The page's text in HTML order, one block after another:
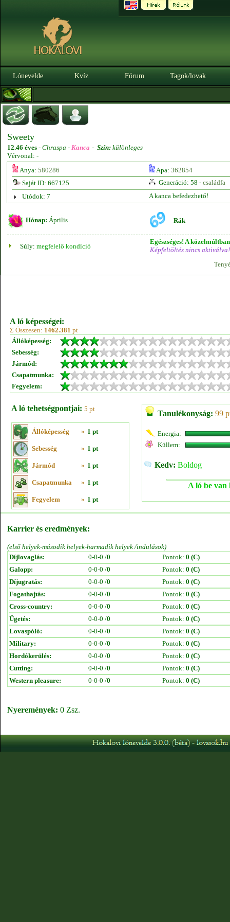
Lónevelde Kvíz Fórum Tagok/lovak
Sweety
12.46 éves - Chraspa - Kanca - Szín: különleges
Vérvonal: -
Anya: 580286 Apa: 362854
Saját ID: 667125
Generáció: 58 - családfa
Utódok: 7
A kanca befedezhető!
Hónap: Április Rák
Súly: megfelelő kondíció
Egészséges! A
Képfeltöltés nincs aktiválva!
A ló képességei:
Σ Összesen: 1462.381 pt
Állóképesség:
Sebesség:
Jármód:
Csapatmunka:
Fegyelem:
A ló tehetségpontjai: 5 pt
Állóképesség » 1 pt
Sebesség » 1 pt
Jármód » 1 pt
Csapatmunka » 1 pt
Fegyelem » 1 pt
Tanulékonyság: 99
Energia:
Küllem:
Kedv: Boldog
A ló be van
Karrier és eredmények:
(első helyek-második helyek-harmadik helyek /indulások)
Díjlovaglás:
0-0-0 /0 Pontok: 0 (C)
Galopp:
0-0-0 /0 Pontok: 0 (C)
Díjugratás:
0-0-0 /0 Pontok: 0 (C)
Fogathajtás:
0-0-0 /0 Pontok: 0 (C)
Cross-country:
0-0-0 /0 Pontok: 0 (C)
Ügetés:
0-0-0 /0 Pontok: 0 (C)
Lovaspóló:
0-0-0 /0 Pontok: 0 (C)
Military:
0-0-0 /0 Pontok: 0 (C)
Hordókerülés:
0-0-0 /0 Pontok: 0 (C)
Cutting:
0-0-0 /0 Pontok: 0 (C)
Western pleasure:
0-0-0 /0 Pontok: 0 (C)
Nyeremények: 0 Zsz.